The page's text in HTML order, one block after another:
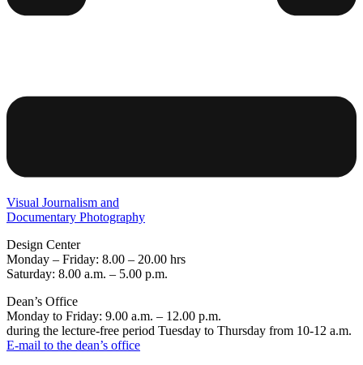
Visual Journalism and
Documentary Photography
Design Center
Monday – Friday: 8.00 – 20.00 hrs
Saturday: 8.00 a.m. – 5.00 p.m.
Dean’s Office
Monday to Friday: 9.00 a.m. – 12.00 p.m.
during the lecture-free period Tuesday to Thursday from 10-12 a.m.
E-mail to the dean’s office